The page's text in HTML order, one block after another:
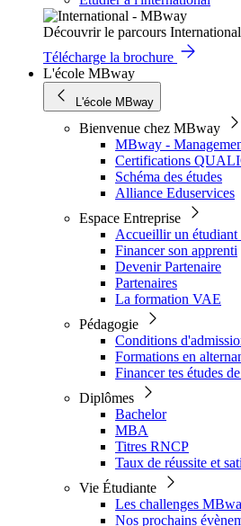
Découvrir le parcours International
Télécharge la brochure
L'école MBway
L'école MBway
Bienvenue chez MBway
MBway -
Certifications
Schéma des études
Alliance Eduservices
Espace Entreprise
Accueillir un étudiant
Financer son apprenti
Devenir Partenaire
Partenaires
La formation VAE
Pédagogie
Conditions
Formations en
Financer tes études
Diplômes
Bachelor
MBA
Titres RNCP
Taux de réussite et
Vie Étudiante
Les challenges
Nos prochains